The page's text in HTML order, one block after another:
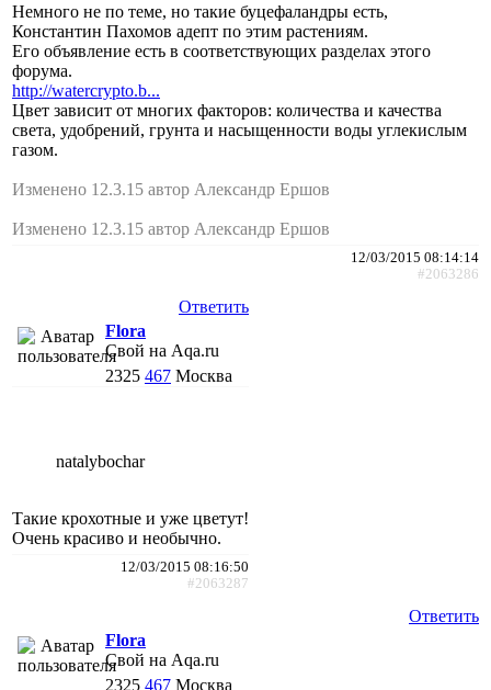
Немного не по теме, но такие буцефаландры есть,
Константин Пахомов адепт по этим растениям.
Его объявление есть в соответствующих разделах этого
форума.
http://watercrypto.b...
Цвет зависит от многих факторов: количества и качества
света, удобрений, грунта и насыщенности воды углекислым
газом.
Изменено 12.3.15 автор Александр Ершов
Изменено 12.3.15 автор Александр Ершов
12/03/2015 08:14:14
#2063286
Ответить
Flora
Свой на Aqa.ru
2325 467 Москва
natalybochar
Такие крохотные и уже цветут!
Очень красиво и необычно.
12/03/2015 08:16:50
#2063287
Ответить
Flora
Свой на Aqa.ru
2325 467 Москва